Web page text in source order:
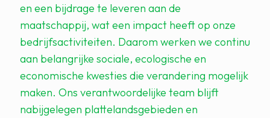
en een bijdrage te leveren aan de
maatschappij, wat een impact heeft op onze
bedrijfsactiviteiten. Daarom werken we continu
aan belangrijke sociale, ecologische en
economische kwesties die verandering mogelijk
maken. Ons verantwoordelijke team blijft
nabijgelegen plattelandsgebieden en